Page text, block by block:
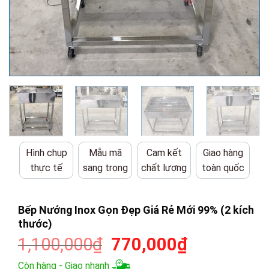
Hình chụp
thực tế
Mẫu mã
sang trọng
Cam kết
chất lượng
Giao hàng
toàn quốc
Bếp Nướng Inox Gọn Đẹp Giá Rẻ Mới 99% (2 kích
thước)
1,100,000₫ Giá
gốc
770,000₫Giá
Còn hàng - Giao nhanh